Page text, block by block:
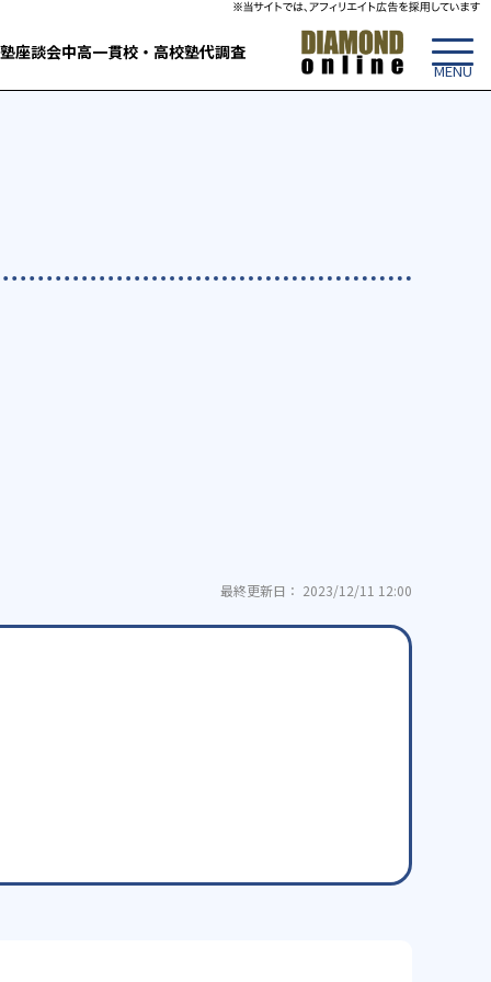
座談会中高一貫校・高校塾代調査
最終更新日： 2023/12/11 12:00